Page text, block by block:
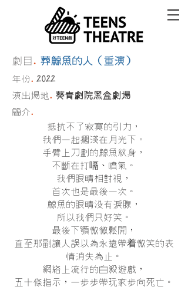
劇目 . 葬鯨魚的人（重演）
年份. 2022
演出場地. 葵青劇院黑盒劇場
簡介.
抵抗不了寂寞的引力，
我們一起擱淺在月光下。
手臂上刀劃的鯨魚紋身，
不斷在打嗝 、噴氣。
我們眼睛相對視，
首次也是最後一次。
鯨魚的眼睛沒有淚腺，
所以我們只好笑。
最後下顎微微鬆開，
直至那副讓人誤以為永遠帶着微笑的表
情消失為止。
網絡上流行的自殺遊戲，
五十條指示，一步步帶玩家步向死亡。